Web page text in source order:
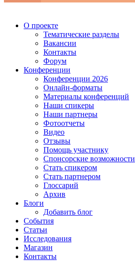
О проекте
Тематические разделы
Вакансии
Контакты
Форум
Конференции
Конференции 2026
Онлайн-форматы
Материалы конференций
Наши спикеры
Наши партнеры
Фотоотчеты
Видео
Отзывы
Помощь участнику
Спонсорские возможности
Стать спикером
Стать партнером
Глоссарий
Архив
Блоги
Добавить блог
События
Статьи
Исследования
Магазин
Контакты